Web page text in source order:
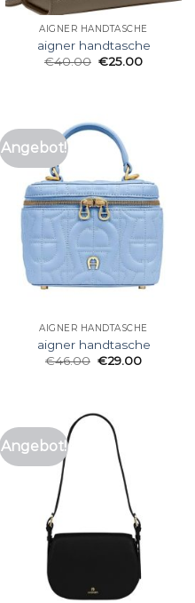
AIGNER HANDTASCHE
aigner handtasche
€40.00 €25.00
Angebot!
AIGNER HANDTASCHE
aigner handtasche
€46.00 €29.00
Angebot!